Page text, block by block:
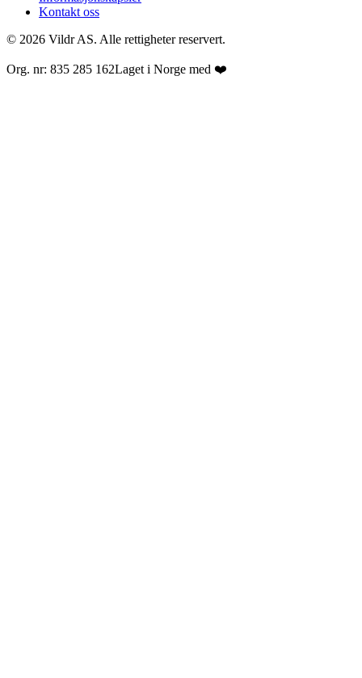
Kontakt oss
© 2026 Vildr AS. Alle rettigheter reservert.
Org. nr: 835 285 162Laget i Norge med ❤️